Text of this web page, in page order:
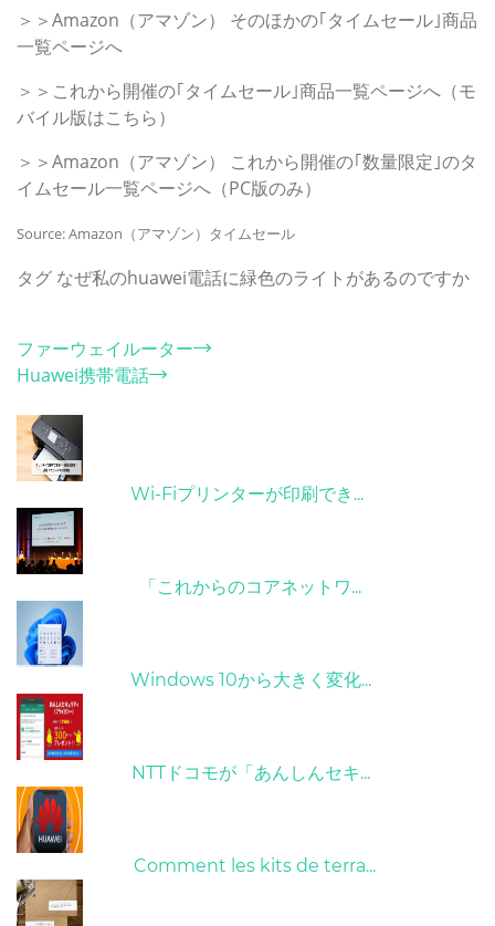
＞＞Amazon（アマゾン） そのほかの｢タイムセール｣商品
一覧ページへ
＞＞これから開催の｢タイムセール｣商品一覧ページへ（モ
バイル版はこちら）
＞＞Amazon（アマゾン） これから開催の｢数量限定｣のタ
イムセール一覧ページへ（PC版のみ）
Source: Amazon（アマゾン）タイムセール
タグ なぜ私のhuawei電話に緑色のライトがあるのですか
ファーウェイルーター
Huawei携帯電話
Wi-Fiプリンターが印刷でき...
「これからのコアネットワ...
Windows 10から大きく変化...
NTTドコモが「あんしんセキ...
Comment les kits de terra...